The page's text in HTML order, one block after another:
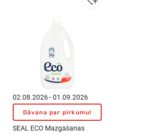
02.08.2026 - 01.09.2026
Dāvana par pirkumu!
SEAL ECO Mazgāšanas